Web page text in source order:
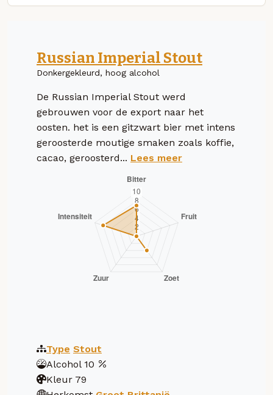
Russian Imperial Stout
Donkergekleurd, hoog alcohol
De Russian Imperial Stout werd
gebrouwen voor de export naar het
oosten. het is een gitzwart bier met intens
geroosterde moutige smaken zoals koffie,
cacao, geroosterd... Lees meer
Type Stout
Alcohol 10
Kleur 79